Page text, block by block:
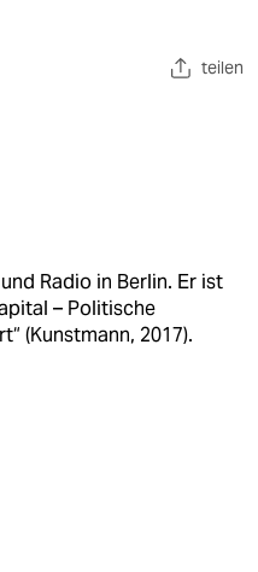
teilen
Radio in Berlin. Er ist
– Politische
(Kunstmann, 2017).